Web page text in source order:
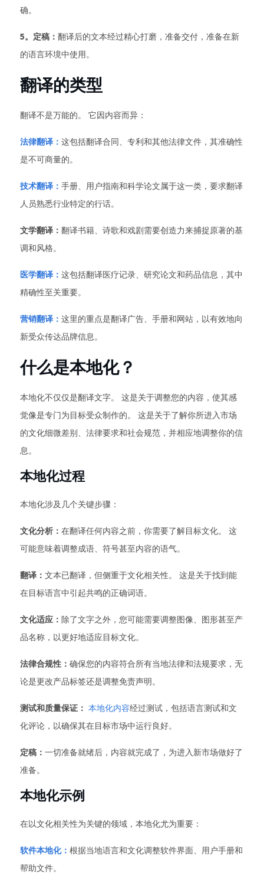
确。
5。定稿： 翻译后的文本经过精心打磨，准备交付，准备在新
的语言环境中使用。
翻译的类型
翻译不是万能的。 它因内容而异：
法律翻译： 这包括翻译合同、专利和其他法律文件，其准确性
是不可商量的。
技术翻译： 手册、用户指南和科学论文属于这一类，要求翻译
人员熟悉行业特定的行话。
文学翻译： 翻译书籍、诗歌和戏剧需要创造力来捕捉原著的基
调和风格。
医学翻译： 这包括翻译医疗记录、研究论文和药品信息，其中
精确性至关重要。
营销翻译： 这里的重点是翻译广告、手册和网站，以有效地向
新受众传达品牌信息。
什么是本地化？
本地化不仅仅是翻译文字。 这是关于调整您的内容，使其感
觉像是专门为目标受众制作的。 这是关于了解你所进入市场
的文化细微差别、法律要求和社会规范，并相应地调整你的信
息。
本地化过程
本地化涉及几个关键步骤：
文化分析： 在翻译任何内容之前，你需要了解目标文化。 这
可能意味着调整成语、符号甚至内容的语气。
翻译： 文本已翻译，但侧重于文化相关性。 这是关于找到能
在目标语言中引起共鸣的正确词语。
文化适应： 除了文字之外，您可能需要调整图像、图形甚至产
品名称，以更好地适应目标文化。
法律合规性： 确保您的内容符合所有当地法律和法规要求，无
论是更改产品标签还是调整免责声明。
测试和质量保证： 本地化内容经过测试，包括语言测试和文
化评论，以确保其在目标市场中运行良好。
定稿： 一切准备就绪后，内容就完成了，为进入新市场做好了
准备。
本地化示例
在以文化相关性为关键的领域，本地化尤为重要：
软件本地化： 根据当地语言和文化调整软件界面、用户手册和
帮助文件。